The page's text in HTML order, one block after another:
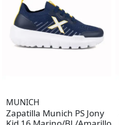
MUNICH
Zapatilla Munich PS Jony